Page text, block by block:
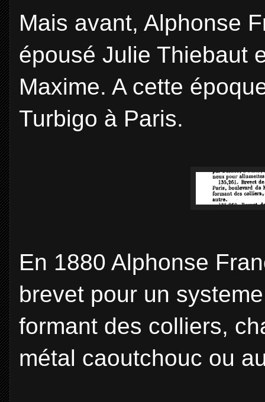
Mais avant, Alphonse
épousé Julie Thiebaut
Maxime. A cette
Turbigo à Paris.
En 1880 Alphonse
brevet pour un
formant des colliers,
métal caoutchouc ou